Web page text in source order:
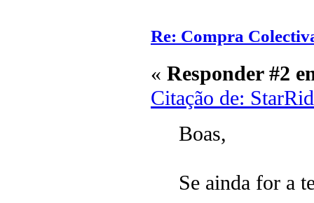
Re: Compra
« Responder #2
Citação de:
Boas,
Se ainda for a